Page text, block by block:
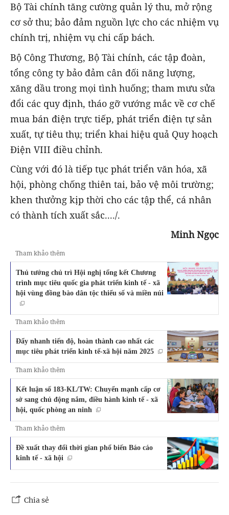
Bộ Tài chính tăng cường quản lý thu, mở rộng
cơ sở thu; bảo đảm nguồn lực cho các nhiệm vụ
chính trị, nhiệm vụ chi cấp bách.
Bộ Công Thương, Bộ Tài chính, các tập đoàn,
tổng công ty bảo đảm cân đối năng lượng,
xăng dầu trong mọi tình huống; tham mưu sửa
đổi các quy định, tháo gỡ vướng mắc về cơ chế
mua bán điện trực tiếp, phát triển điện tự sản
xuất, tự tiêu thụ; triển khai hiệu quả Quy hoạch
Điện VIII điều chỉnh.
Cùng với đó là tiếp tục phát triển văn hóa, xã
hội, phòng chống thiên tai, bảo vệ môi trường;
khen thưởng kịp thời cho các tập thể, cá nhân
có thành tích xuất sắc..../.
Minh Ngọc
Tham khảo thêm
Thủ tướng chủ trì Hội nghị tổng kết Chương
trình mục tiêu quốc gia phát triển kinh tế - xã
hội vùng đồng bào dân tộc thiểu số và miền núi
Tham khảo thêm
Đẩy nhanh tiến độ, hoàn thành cao nhất các
mục tiêu phát triển kinh tế-xã hội năm 2025
Tham khảo thêm
Kết luận số 183-KL/TW: Chuyển mạnh cấp cơ
sở sang chủ động nắm, điều hành kinh tế - xã
hội, quốc phòng an ninh
Tham khảo thêm
Đề xuất thay đổi thời gian phổ biến Báo cáo
kinh tế - xã hội
Chia sẻ